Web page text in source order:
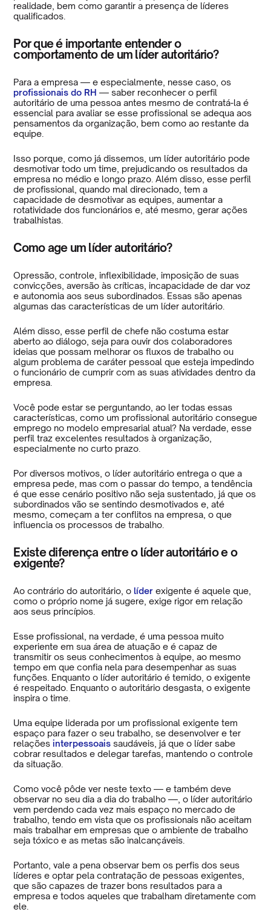
realidade, bem como garantir a presença de líderes
qualificados.
Por que é importante entender o
comportamento de um líder autoritário?
Para a empresa — e especialmente, nesse caso, os
profissionais do RH — saber reconhecer o perfil
autoritário de uma pessoa antes mesmo de contratá-la é
essencial para avaliar se esse profissional se adequa aos
pensamentos da organização, bem como ao restante da
equipe.
Isso porque, como já dissemos, um líder autoritário pode
desmotivar todo um time, prejudicando os resultados da
empresa no médio e longo prazo. Além disso, esse perfil
de profissional, quando mal direcionado, tem a
capacidade de desmotivar as equipes, aumentar a
rotatividade dos funcionários e, até mesmo, gerar ações
trabalhistas.
Como age um líder autoritário?
Opressão, controle, inflexibilidade, imposição de suas
convicções, aversão às críticas, incapacidade de dar voz
e autonomia aos seus subordinados. Essas são apenas
algumas das características de um líder autoritário.
Além disso, esse perfil de chefe não costuma estar
aberto ao diálogo, seja para ouvir dos colaboradores
ideias que possam melhorar os fluxos de trabalho ou
algum problema de caráter pessoal que esteja impedindo
o funcionário de cumprir com as suas atividades dentro da
empresa.
Você pode estar se perguntando, ao ler todas essas
características, como um profissional autoritário consegue
emprego no modelo empresarial atual? Na verdade, esse
perfil traz excelentes resultados à organização,
especialmente no curto prazo.
Por diversos motivos, o líder autoritário entrega o que a
empresa pede, mas com o passar do tempo, a tendência
é que esse cenário positivo não seja sustentado, já que os
subordinados vão se sentindo desmotivados e, até
mesmo, começam a ter conflitos na empresa, o que
influencia os processos de trabalho.
Existe diferença entre o líder autoritário e o
exigente?
Ao contrário do autoritário, o líder exigente é aquele que,
como o próprio nome já sugere, exige rigor em relação
aos seus princípios.
Esse profissional, na verdade, é uma pessoa muito
experiente em sua área de atuação e é capaz de
transmitir os seus conhecimentos à equipe, ao mesmo
tempo em que confia nela para desempenhar as suas
funções. Enquanto o líder autoritário é temido, o exigente
é respeitado. Enquanto o autoritário desgasta, o exigente
inspira o time.
Uma equipe liderada por um profissional exigente tem
espaço para fazer o seu trabalho, se desenvolver e ter
relações interpessoais saudáveis, já que o líder sabe
cobrar resultados e delegar tarefas, mantendo o controle
da situação.
Como você pôde ver neste texto — e também deve
observar no seu dia a dia do trabalho —, o líder autoritário
vem perdendo cada vez mais espaço no mercado de
trabalho, tendo em vista que os profissionais não aceitam
mais trabalhar em empresas que o ambiente de trabalho
seja tóxico e as metas são inalcançáveis.
Portanto, vale a pena observar bem os perfis dos seus
líderes e optar pela contratação de pessoas exigentes,
que são capazes de trazer bons resultados para a
empresa e todos aqueles que trabalham diretamente com
ele.